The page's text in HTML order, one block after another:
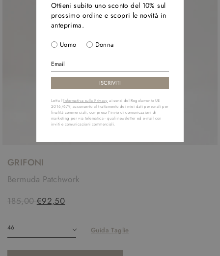
Ottieni subito uno sconto del 10% sul
prossimo ordine e scopri le novità in
anteprima.
Uomo Donna
Letta l'Informativa sulla Privacy ai sensi del Regolamento UE
2016/679, acconsento al trattamento dei miei dati personali per
finalità commerciali, compreso l'invio di comunicazioni di
marketing per via telematica - quali newsletter ed e-mail con
inviti e comunicazioni commerciali.
GRIFONI
Bermuda Patchwork
185,00 €92,50
Guida Taglie